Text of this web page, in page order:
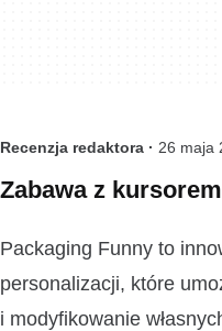
Recenzja redaktora · 26 maja
Zabawa z
Packaging Funny to
personalizacji, które
i modyfikowanie